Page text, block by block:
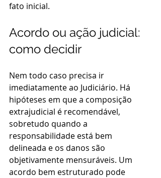
fato inicial.
Acordo ou ação judicial:
como decidir
Nem todo caso precisa ir
imediatamente ao Judiciário. Há
hipóteses em que a composição
extrajudicial é recomendável,
sobretudo quando a
responsabilidade está bem
delineada e os danos são
objetivamente mensuráveis. Um
acordo bem estruturado pode